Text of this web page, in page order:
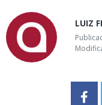
LUIZ